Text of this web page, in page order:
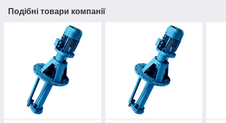
Подібні товари компанії